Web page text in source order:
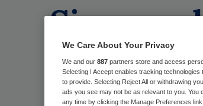
Siemens
Erasmus
We Care About Your Privacy
We and our 887 partners store and access
Selecting I Accept enables tracking
to provide. Selecting Reject All or withdrawing
ads you see may not be as relevant to you.
any time by clicking the Manage Preferences